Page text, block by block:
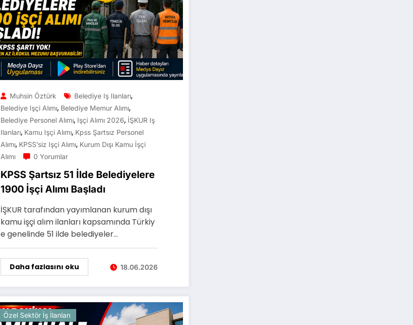
Muhsin Öztürk Belediye Iş Ilanları,
Belediye Işçi Alımı, Belediye Memur Alımı,
Belediye Personel Alımı, Işçi Alımı 2026, İŞKUR Iş
Ilanları, Kamu Işçi Alımı, Kpss Şartsız Personel
Alımı, KPSS’siz Işçi Alımı, Kurum Dışı Kamu İşçi
Alımı
0 Yorumlar
KPSS Şartsız 51 İlde Belediyelere
1900 İşçi Alımı Başladı
İŞKUR tarafından yayımlanan kurum dışı
kamu işçi alım ilanları kapsamında Türkiy
e genelinde 51 ilde belediyeler…
Daha fazlasını oku 18.06.2026
Özel Sektör İş İlanları